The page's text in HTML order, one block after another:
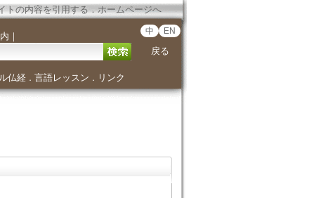
トの内容を引用する．ホームページへ
｜ 中 EN
戻る
仏経． 言語レッスン ． リンク